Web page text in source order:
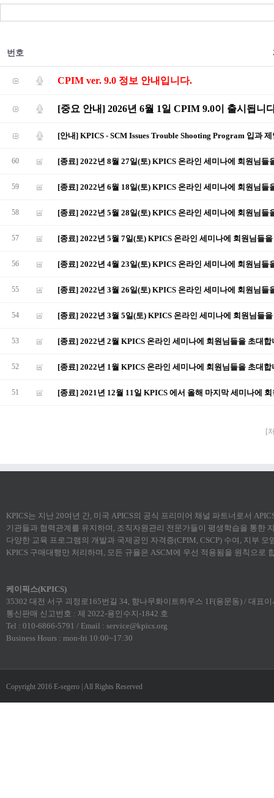
번호
CPIM ver. 9.0 정보 안내입니다.
[중요 안내] 2026년 6월 1일 CPIM 9.0이 출시됩니
[안내] KPICS - SCM Issues Trouble Shooting Program 입과 제
60 [종료] 2022년 8월 27일(토) KPICS 온라인 세미나에 회원님들
59 [종료] 2022년 6월 18일(토) KPICS 온라인 세미나에 회원님들
58 [종료] 2022년 5월 28일(토) KPICS 온라인 세미나에 회원님들
57 [종료] 2022년 5월 7일(토) KPICS 온라인 세미나에 회원님들
56 [종료] 2022년 4월 23일(토) KPICS 온라인 세미나에 회원님들
55 [종료] 2022년 3월 26일(토) KPICS 온라인 세미나에 회원님들
54 [종료] 2022년 3월 5일(토) KPICS 온라인 세미나에 회원님들
53 [종료] 2022년 2월 KPICS 온라인 세미나에 회원님들을 초대합
52 [종료] 2022년 1월 KPICS 온라인 세미나에 회원님들을 초대합
51 [종료] 2021년 12월 11일 KPICS 에서 올해 마지막 세미나에
[
KPICS는 지난 20여년 간, 미국 APICS의 공식 프리미어 채널 파트너로서
기관들과 협력관계를 유지하며, 조직자원관리 전문가들이 평생학습을 통한
다양한 교육 프로그램의 개발과 국제공인 자격증(CPIM, CSCP) 수여, 지부
KPICS 구매대행만 처리하며, 모든 규율은 ASCM에 우선 적용됨을 원칙으로
케이픽스(KPICS)
35302 대전 서구 괴정로165번길 34, 향나무화이트하우스 1F(용문동) / 대표
통신판매 신고번호 : 제 2022-용인수지-1842 호
Tel : 010-6866-5791 / Email : service@kpics.org
Business Hours : mon-fri 10:00~17:30
Copyright 2016 E-segero | All Rights Reserved